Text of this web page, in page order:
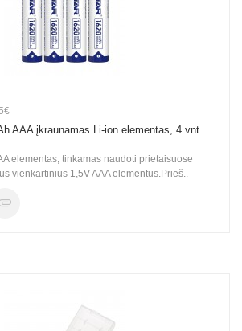
AAA įkraunamas Li-ion elementas, 4 vnt.
elementas, tinkamas naudoti prietaisuose
vienkartinius 1,5V AAA elementus.Prieš..